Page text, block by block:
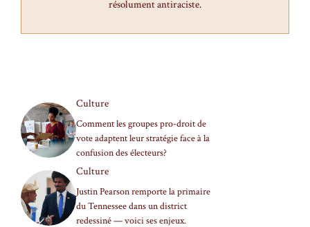
résolument antiraciste.
Culture
Comment les groupes pro-droit de
vote adaptent leur stratégie face à la
confusion des électeurs?
Culture
Justin Pearson remporte la primaire
du Tennessee dans un district
redessiné — voici ses enjeux.